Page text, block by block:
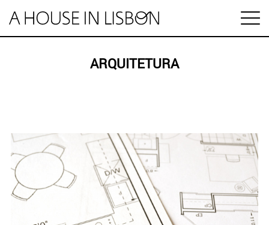
Vídeos
Categorias
Mercado imobiliário
Preço das casas
ESPECIAL HABITAÇÃO
Economia
ARQUITETURA